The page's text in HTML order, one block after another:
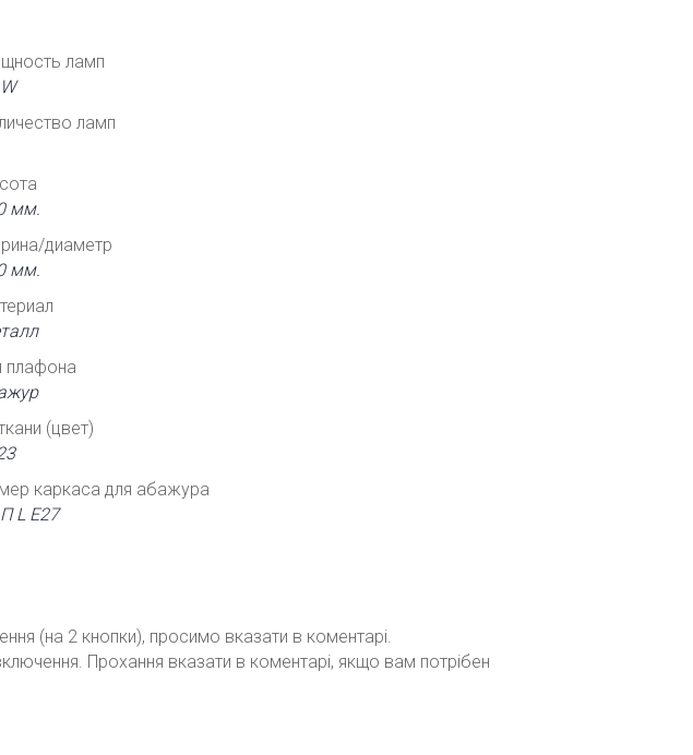
ламп
ламп
мм.
диаметр
мм.
плафона
(цвет)
каркаса для абажура
L Е27
(на 2 кнопки), просимо вказати в коментарі.
Прохання вказати в коментарі, якщо вам потрібен